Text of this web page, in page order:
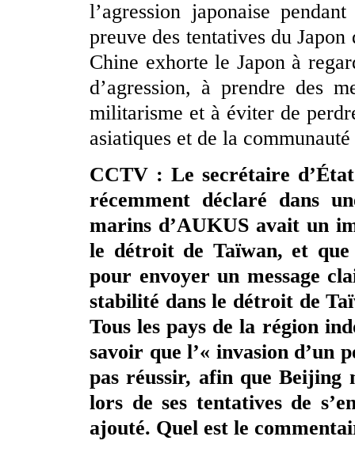
l’agression japonaise
preuve des tentatives du
Chine exhorte le Japon à
d’agression, à prendre des
militarisme et à éviter de
asiatiques et de la
CCTV : Le secrétaire
récemment déclaré dans
marins d’AUKUS avait un
le détroit de Taïwan, et que
pour envoyer un message
stabilité dans le détroit de
Tous les pays de la région
savoir que l’« invasion d’un
pas réussir, afin que Beijing
lors de ses tentatives de
ajouté. Quel est le